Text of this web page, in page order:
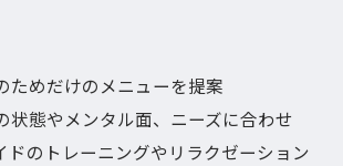
ためだけのメニューを提案
状態やメンタル面、ニーズに合わせ
ドのトレーニングやリラクゼーション